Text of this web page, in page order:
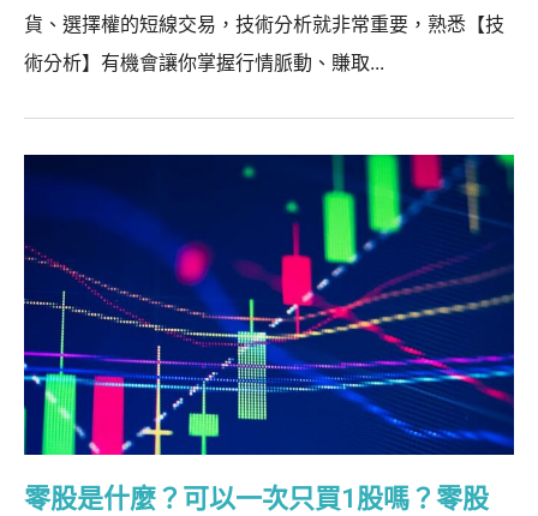
貨、選擇權的短線交易，技術分析就非常重要，熟悉【技
術分析】有機會讓你掌握行情脈動、賺取...
零股是什麼？可以一次只買1股嗎？零股